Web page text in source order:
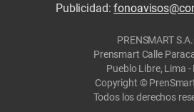
Publicidad:
PRENSMART
Prensmart Calle
Pueblo Libre, Lima -
Copyright ©
Todos los derechos